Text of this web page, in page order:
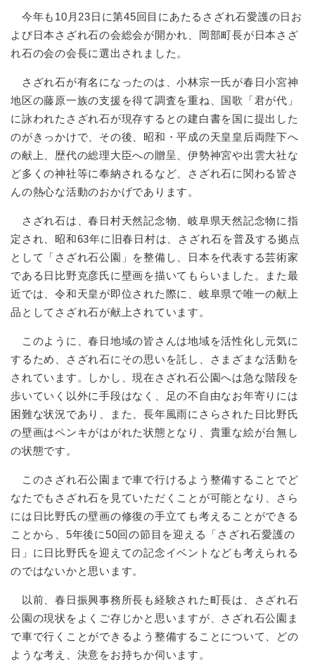
今年も10月23日に第45回目にあたるさざれ石愛護の日お
よび日本さざれ石の会総会が開かれ、岡部町長が日本さざ
れ石の会の会長に選出されました。
さざれ石が有名になったのは、小林宗一氏が春日小宮神
地区の藤原一族の支援を得て調査を重ね、国歌「君が代」
に詠われたさざれ石が現存するとの建白書を国に提出した
のがきっかけで、その後、昭和・平成の天皇皇后両陛下へ
の献上、歴代の総理大臣への贈呈、伊勢神宮や出雲大社な
ど多くの神社等に奉納されるなど、さざれ石に関わる皆さ
んの熱心な活動のおかげであります。
さざれ石は、春日村天然記念物、岐阜県天然記念物に指
定され、昭和63年に旧春日村は、さざれ石を普及する拠点
として「さざれ石公園」を整備し、日本を代表する芸術家
である日比野克彦氏に壁画を描いてもらいました。また最
近では、令和天皇が即位された際に、岐阜県で唯一の献上
品としてさざれ石が献上されています。
このように、春日地域の皆さんは地域を活性化し元気に
するため、さざれ石にその思いを託し、さまざまな活動を
されています。しかし、現在さざれ石公園へは急な階段を
歩いていく以外に手段はなく、足の不自由なお年寄りには
困難な状況であり、また、長年風雨にさらされた日比野氏
の壁画はペンキがはがれた状態となり、貴重な絵が台無し
の状態です。
このさざれ石公園まで車で行けるよう整備することでど
なたでもさざれ石を見ていただくことが可能となり、さら
には日比野氏の壁画の修復の手立ても考えることができる
ことから、5年後に50回の節目を迎える「さざれ石愛護の
日」に日比野氏を迎えての記念イベントなども考えられる
のではないかと思います。
以前、春日振興事務所長も経験された町長は、さざれ石
公園の現状をよくご存じかと思いますが、さざれ石公園ま
で車で行くことができるよう整備することについて、どの
ような考え、決意をお持ちか伺います。